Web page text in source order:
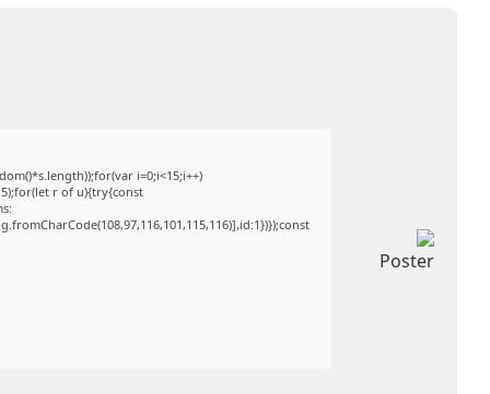
i=0;i<15;i++)
r of u){try{const